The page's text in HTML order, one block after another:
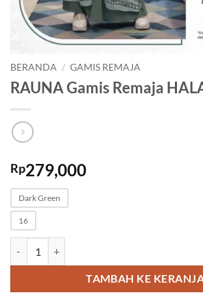
BERANDA / GAMIS REMAJA
RAUNA Gamis Remaja
Rp279,000
Dark Green
16
TAMBAH KE